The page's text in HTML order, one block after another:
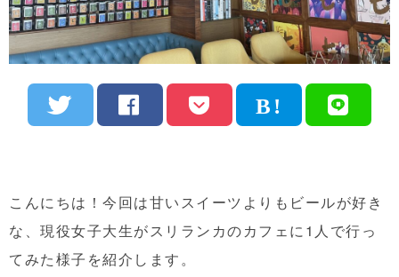
こんにちは！今回は甘いスイーツよりもビールが好き
な、現役女子大生がスリランカのカフェに1人で行っ
てみた様子を紹介します。